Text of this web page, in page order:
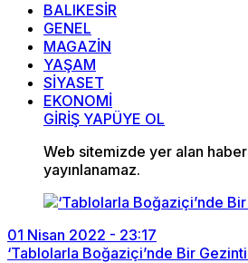
BALIKESİR
GENEL
MAGAZİN
YAŞAM
SİYASET
EKONOMİ
GİRİŞ YAPÜYE OL
Web sitemizde yer alan
yayınlanamaz.
01 Nisan 2022 - 23:17
‘Tablolarla Boğaziçi’nde Bir